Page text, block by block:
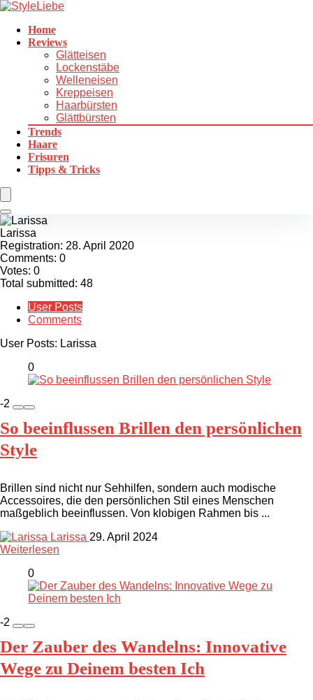
Home
Reviews
Glätteisen
Lockenstäbe
Welleneisen
Kreppeisen
Haarbürsten
Glättbürsten
Trends
Haare
Frisuren
Tipps & Tricks
Larissa
Registration: 28. April 2020
Comments: 0
Votes: 0
Total submitted: 48
User Posts
Comments
User Posts: Larissa
0
-2
So beeinflussen Brillen den persönlichen
Style
Brillen sind nicht nur Sehhilfen, sondern auch modische
Accessoires, die den persönlichen Stil eines Menschen
maßgeblich beeinflussen. Von klobigen Rahmen bis ...
Larissa 29. April 2024
Weiterlesen
0
-2
Der Zauber des Wandelns: Innovative
Wege zu Deinem besten Ich